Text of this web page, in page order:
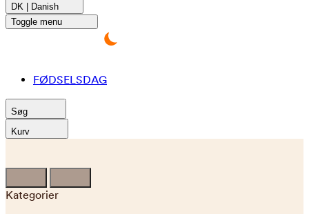
DK | Danish
Toggle menu
FØDSELSDAG
Søg
Kurv
Kategorier